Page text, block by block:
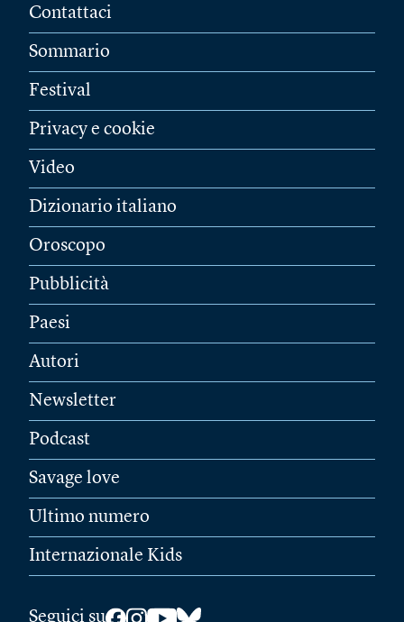
Contattaci
Sommario
Festival
Privacy e cookie
Video
Dizionario italiano
Oroscopo
Pubblicità
Paesi
Autori
Newsletter
Podcast
Savage love
Ultimo numero
Internazionale Kids
Seguici su